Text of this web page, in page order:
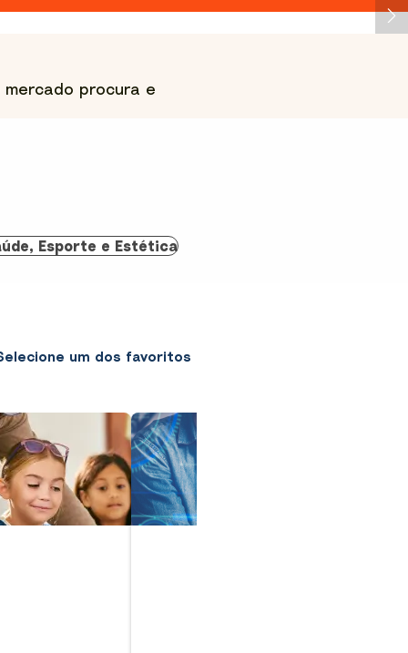
procura e
Esporte e Estética
um dos favoritos